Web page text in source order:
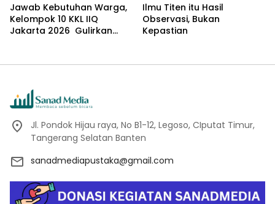
Jawab Kebutuhan Warga,
Kelompok 10 KKL IIQ
Jakarta 2026 Gulirkan
Ilmu Titen itu Hasil
Observasi, Bukan
Kepastian
Jl. Pondok Hijau raya, No B1-12, Legoso, CIputat Timur,
Tangerang Selatan Banten
sanadmediapustaka@gmail.com